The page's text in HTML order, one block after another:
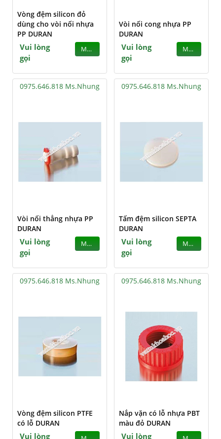
Vòng đệm silicon đỏ
dùng cho vòi nối nhựa
PP DURAN
Vui lòng
gọi
MUA
Vòi nối cong nhựa PP
DURAN
Vui lòng
gọi
MUA
0975.646.818 Ms.Nhung
Vòi nối thẳng nhựa PP
DURAN
Vui lòng
gọi
MUA
0975.646.818 Ms.Nhung
Tấm đệm silicon SEPTA
DURAN
Vui lòng
gọi
MUA
0975.646.818 Ms.Nhung
Vòng đệm silicon PTFE
có lỗ DURAN
Vui lòng
0975.646.818 Ms.Nhung
Nắp vặn có lỗ nhựa PBT
màu đỏ DURAN
Vui lòng